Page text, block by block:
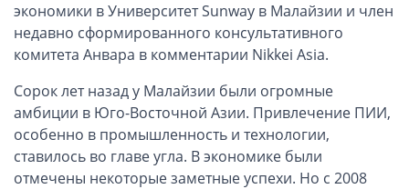
Счёт и карта в Киргизии для физлиц
Гражданство Вануату
Гражданство Сьерра-Леоне
Европейские и резидентные компании
Английские партнерства LLP
Ирландские компании LTD
экономики в Университет Sunway в Малайзии и член
недавно сформированного консультативного
комитета Анвара в комментарии Nikkei Asia.
Сорок лет назад у Малайзии были огромные
амбиции в Юго-Восточной Азии. Привлечение ПИИ,
особенно в промышленность и технологии,
ставилось во главе угла. В экономике были
отмечены некоторые заметные успехи. Но с 2008